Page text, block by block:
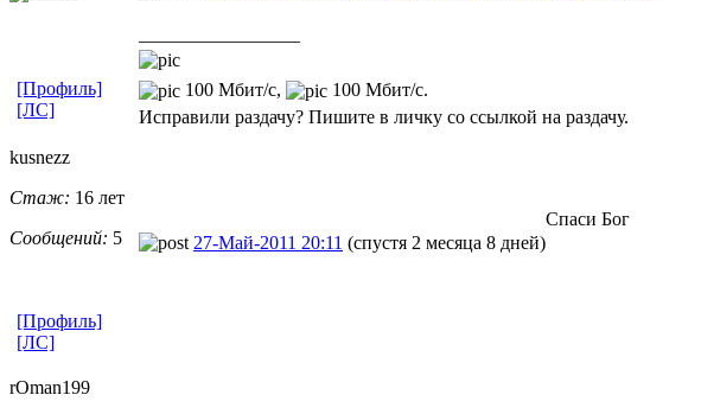
100 Мбит/с,
100 Мбит/с.
Исправили раздачу? Пишите в личку со ссылкой на раздачу.
[Профиль]
[ЛС]
kusnezz
Стаж: 16 лет
Сообщений: 5 27-Май-2011 20:11 (спустя 2 месяца 8 дней)
Спаси Бог
[Профиль]
[ЛС]
rOman199